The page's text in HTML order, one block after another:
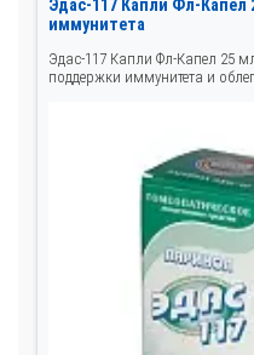
Эдас-117 Капли Фл-Капел
иммунитета
Эдас-117 Капли Фл-Капел 25
поддержки иммунитета и